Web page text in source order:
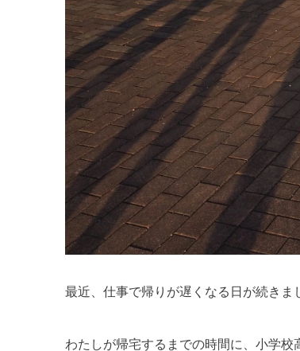
最近、仕事で帰りが遅くなる日が続きま
わたしが帰宅するまでの時間に、小学